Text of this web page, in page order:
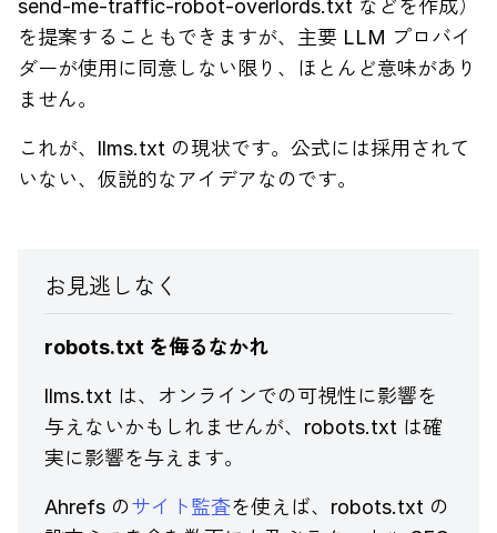
send-me-traffic-robot-overlords.txt などを作成）
を提案することもできますが、主要 LLM プロバイ
ダーが使用に同意しない限り、ほとんど意味があり
ません。
これが、llms.txt の現状です。公式には採用されて
いない、仮説的なアイデアなのです。
お見逃しなく
robots.txt を侮るなかれ
llms.txt は、オンラインでの可視性に影響を
与えないかもしれませんが、robots.txt は確
実に影響を与えます。
Ahrefs のサイト監査を使えば、robots.txt の